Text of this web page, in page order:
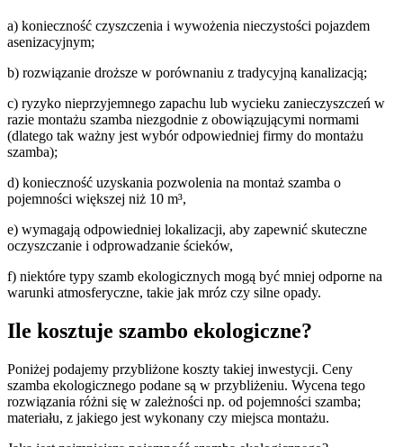
a) konieczność czyszczenia i wywożenia nieczystości pojazdem
asenizacyjnym;
b) rozwiązanie droższe w porównaniu z tradycyjną kanalizacją;
c) ryzyko nieprzyjemnego zapachu lub wycieku zanieczyszczeń w
razie montażu szamba niezgodnie z obowiązującymi normami
(dlatego tak ważny jest wybór odpowiedniej firmy do montażu
szamba);
d) konieczność uzyskania pozwolenia na montaż szamba o
pojemności większej niż 10 m³,
e) wymagają odpowiedniej lokalizacji, aby zapewnić skuteczne
oczyszczanie i odprowadzanie ścieków,
f) niektóre typy szamb ekologicznych mogą być mniej odporne na
warunki atmosferyczne, takie jak mróz czy silne opady.
Ile kosztuje szambo ekologiczne?
Poniżej podajemy przybliżone koszty takiej inwestycji. Ceny
szamba ekologicznego podane są w przybliżeniu. Wycena tego
rozwiązania różni się w zależności np. od pojemności szamba;
materiału, z jakiego jest wykonany czy miejsca montażu.